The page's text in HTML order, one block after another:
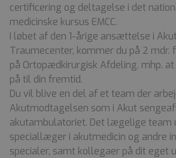
certificering og deltagelse i det
medicinske kursus EMCC.
I løbet af den 1-årige ansættelse i
Traumecenter, kommer du på 2 mdr.
på Ortopædkirurgisk Afdeling. mhp.
på til din fremtid.
Du vil blive en del af et team der
Akutmodtagelsen som i Akut
akutambulatoriet. Det lægelige team
speciallæger i akutmedicin og andre
specialer, samt kollegaer på dit eget